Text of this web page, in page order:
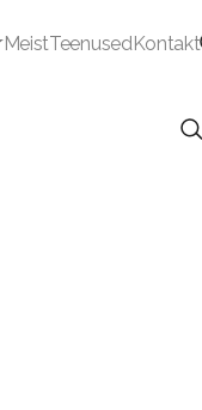
MeistTeenusedKontakt